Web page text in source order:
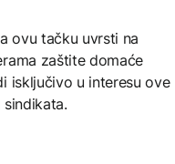
ovu tačku uvrsti na
zaštite domaće
isključivo u interesu ove